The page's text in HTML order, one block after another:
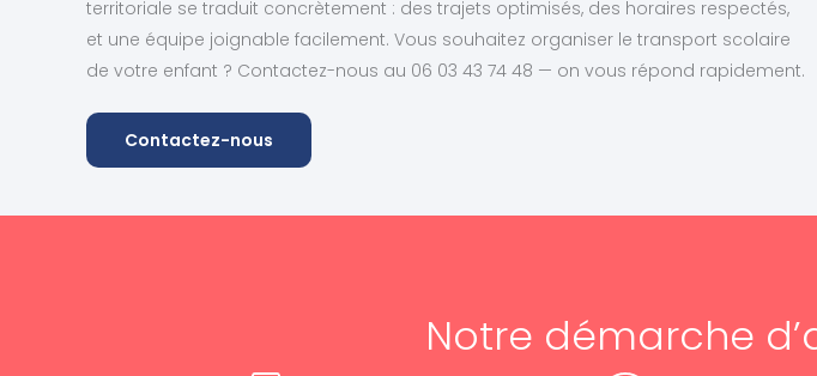
territoriale se traduit concrètement : des trajets optimisés, des horaires respectés,
et une équipe joignable facilement. Vous souhaitez organiser le transport scolaire
de votre enfant ? Contactez-nous au 06 03 43 74 48 — on vous répond rapidement.
Contactez-nous
Notre démarche